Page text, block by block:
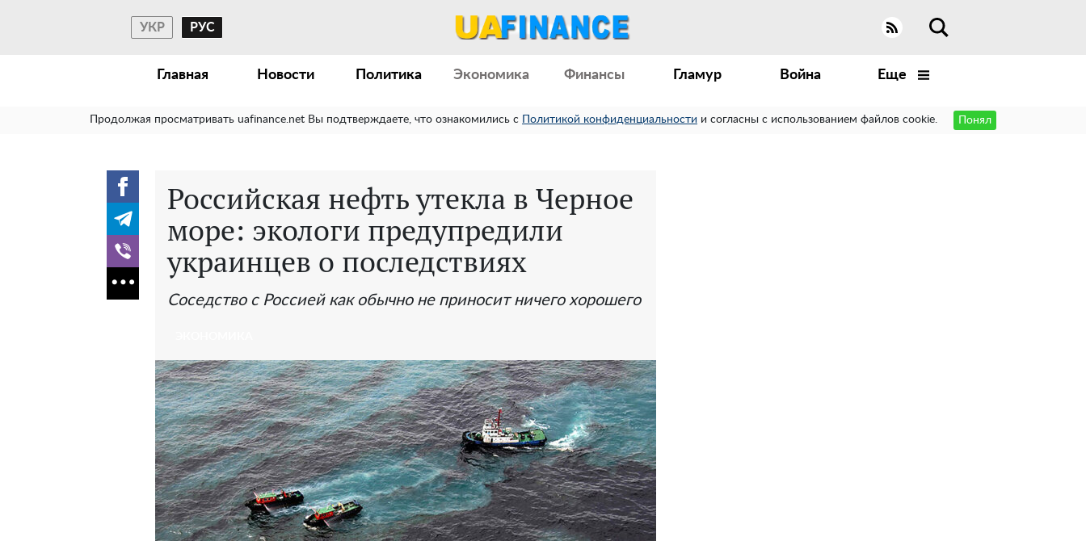
УКР РУС
Главная Новости Политика Экономика Финансы Гламур Война Еще
Продолжая просматривать uafinance.net Вы подтверждаете, что ознакомились с Политикой конфиденциальности и согласны с использованием файлов cookie. Понял
Российская нефть утекла в Черное
море: экологи предупредили
украинцев о последствиях
Соседство с Россией как обычно не приносит ничего хорошего